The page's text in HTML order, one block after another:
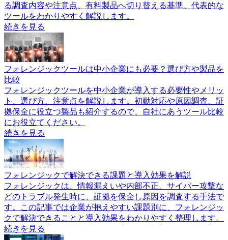
る調査内容や注意点、有料製品へ切り替える基準、代表的な
ツールをわかりやすく解説します。
続きを見る
フォレンジックツールは中小企業にも必要？選び方や製品を
比較
フォレンジックツールを中小企業が導入する必要性やメリッ
ト、選び方、注意点を解説します。初動対応や原因調査、証
拠保全に役立つ製品も紹介するので、自社にあうツール比較
にお役立てください。
続きを見る
フォレンジックで解決できる課題と導入効果を解説
フォレンジックは、情報漏えいや内部不正、サイバー攻撃な
どのトラブル発生時に、証拠を保全し原因を調査する手法で
す。この記事では企業が抱えやすい課題別に、フォレンジッ
クで解決できることと導入効果をわかりやすく整理します。
続きを見る